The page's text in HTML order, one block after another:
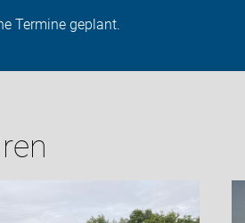
Termine geplant.